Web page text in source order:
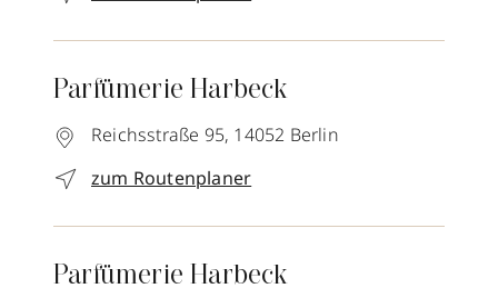
Parfümerie Harbeck
Reichsstraße 95, 14052 Berlin
zum Routenplaner
Parfümerie Harbeck